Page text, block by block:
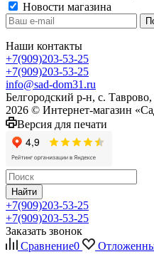
Новости магазина
Наши контакты
+7(909)203-53-25
+7(909)203-53-25
info@sad-dom31.ru
Белгородский р-н, с.
2026 © Интернет-магазин
Версия для печати
Найти
+7(909)203-53-25
+7(909)203-53-25
Заказать звонок
Сравнение0